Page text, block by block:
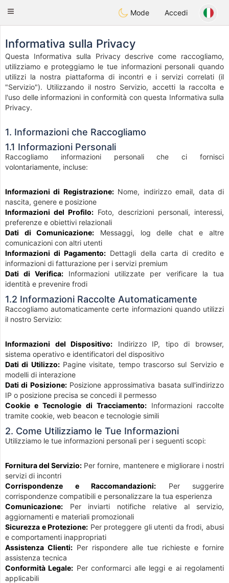
Animour
Toggle
Mode Accedi
Informativa sulla Privacy
Questa Informativa sulla Privacy descrive come raccogliamo,
utilizziamo e proteggiamo le tue informazioni personali quando
utilizzi la nostra piattaforma di incontri e i servizi correlati (il
"Servizio"). Utilizzando il nostro Servizio, accetti la raccolta e
l'uso delle informazioni in conformità con questa Informativa sulla
Privacy.
1. Informazioni che Raccogliamo
1.1 Informazioni Personali
Raccogliamo informazioni personali che ci fornisci
volontariamente, incluse:
Informazioni di Registrazione:Nome, indirizzo email, data di
nascita, genere e posizione
Informazioni del Profilo: Foto, descrizioni personali, interessi,
preferenze e obiettivi relazionali
Dati di Comunicazione: Messaggi, log delle chat e altre
comunicazioni con altri utenti
Informazioni di Pagamento: Dettagli della carta di credito e
informazioni di fatturazione per i servizi premium
Dati di Verifica: Informazioni utilizzate per verificare la tua
identità e prevenire frodi
1.2 Informazioni Raccolte Automaticamente
Raccogliamo automaticamente certe informazioni quando utilizzi
il nostro Servizio:
Informazioni del Dispositivo: Indirizzo IP, tipo di browser,
sistema operativo e identificatori del dispositivo
Dati di Utilizzo:Pagine visitate, tempo trascorso sul Servizio e
modelli di interazione
Dati di Posizione:Posizione approssimativa basata sull'indirizzo
IP o posizione precisa se concedi il permesso
Cookie e Tecnologie di Tracciamento:Informazioni raccolte
tramite cookie, web beacon e tecnologie simili
2. Come Utilizziamo le Tue Informazioni
Utilizziamo le tue informazioni personali per i seguenti scopi:
Fornitura del Servizio: Per fornire, mantenere e migliorare i nostri
servizi di incontri
Corrispondenze e Raccomandazioni: Per suggerire
corrispondenze compatibili e personalizzare la tua esperienza
Comunicazione: Per inviarti notifiche relative al servizio,
aggiornamenti e materiali promozionali
Sicurezza e Protezione: Per proteggere gli utenti da frodi, abusi
e comportamenti inappropriati
Assistenza Clienti: Per rispondere alle tue richieste e fornire
assistenza tecnica
Conformità Legale: Per conformarci alle leggi e ai regolamenti
applicabili